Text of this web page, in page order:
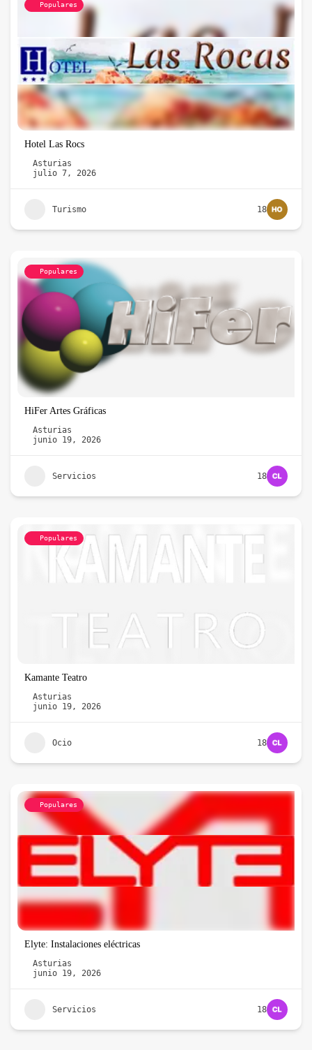
Populares
Hotel Las Rocs
Asturias
julio 7, 2026
Turismo 18
Populares
HiFer Artes Gráficas
Asturias
junio 19, 2026
Servicios 18
Populares
Kamante Teatro
Asturias
junio 19, 2026
Ocio 18
Populares
Elyte: Instalaciones eléctricas
Asturias
junio 19, 2026
Servicios 18